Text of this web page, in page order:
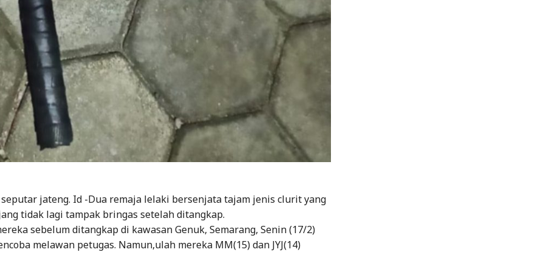
seputar jateng. Id -Dua remaja lelaki bersenjata tajam jenis clurit yang
tidak lagi tampak bringas setelah ditangkap.
sebelum ditangkap di kawasan Genuk, Semarang, Senin (17/2)
melawan petugas. Namun,ulah mereka MM(15) dan JYJ(14)